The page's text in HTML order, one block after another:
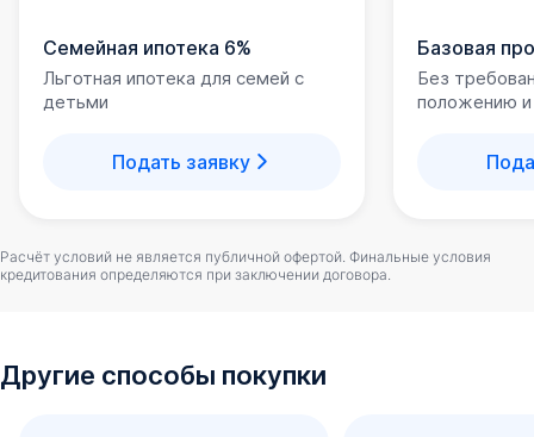
Семейная ипотека 6%
Льготная ипотека для семей с
детьми
Подать заявку
Базовая
Без
положению
Расчёт условий не является публичной офертой. Финальные условия
кредитования определяются при заключении договора.
Другие способы покупки